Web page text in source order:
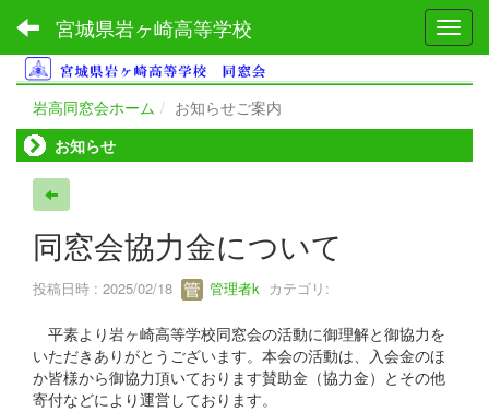
宮城県岩ヶ崎高等学校
岩高同窓会ホーム
お知らせご案内
お知らせ
同窓会協力金について
投稿日時 : 2025/02/18 管理者k カテゴリ:
平素より岩ヶ崎高等学校同窓会の活動に御理解と御協力を
いただきありがとうございます。本会の活動は、入会金のほ
か皆様から御協力頂いております賛助金（協力金）とその他
寄付などにより運営しております。